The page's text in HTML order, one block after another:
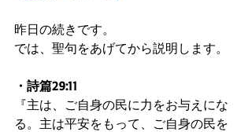
昨日の続きです。
では、聖句をあげてから説明します。
・詩篇29:11
『主は、ご自身の民に力をお与えにな
る。主は平安をもって、ご自身の民を